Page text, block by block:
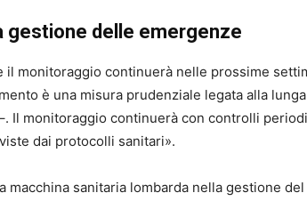
gestione delle emergenze
il monitoraggio continuerà nelle prossime
è una misura prudenziale legata alla lunga
Il monitoraggio continuerà con controlli
dai protocolli sanitari».
macchina sanitaria lombarda nella gestione del